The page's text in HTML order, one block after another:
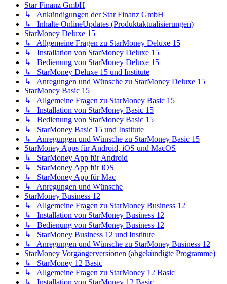
Star Finanz GmbH
↳ Ankündigungen der Star Finanz GmbH
↳ Inhalte OnlineUpdates (Produktaktualisierungen)
StarMoney Deluxe 15
↳ Allgemeine Fragen zu StarMoney Deluxe 15
↳ Installation von StarMoney Deluxe 15
↳ Bedienung von StarMoney Deluxe 15
↳ StarMoney Deluxe 15 und Institute
↳ Anregungen und Wünsche zu StarMoney Deluxe 15
StarMoney Basic 15
↳ Allgemeine Fragen zu StarMoney Basic 15
↳ Installation von StarMoney Basic 15
↳ Bedienung von StarMoney Basic 15
↳ StarMoney Basic 15 und Institute
↳ Anregungen und Wünsche zu StarMoney Basic 15
StarMoney Apps für Android, iOS und MacOS
↳ StarMoney App für Android
↳ StarMoney App für iOS
↳ StarMoney App für Mac
↳ Anregungen und Wünsche
StarMoney Business 12
↳ Allgemeine Fragen zu StarMoney Business 12
↳ Installation von StarMoney Business 12
↳ Bedienung von StarMoney Business 12
↳ StarMoney Business 12 und Institute
↳ Anregungen und Wünsche zu StarMoney Business 12
StarMoney Vorgängerversionen (abgekündigte Programme)
↳ StarMoney 12 Basic
↳ Allgemeine Fragen zu StarMoney 12 Basic